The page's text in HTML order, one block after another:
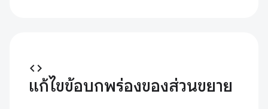
code
แก้ไขข้อบกพร่องของส่วนขยาย